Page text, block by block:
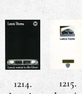
1214.
1215.